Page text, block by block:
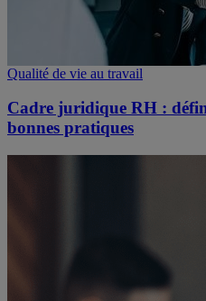
Qualité de vie au travail
Cadre juridique RH :
bonnes pratiques